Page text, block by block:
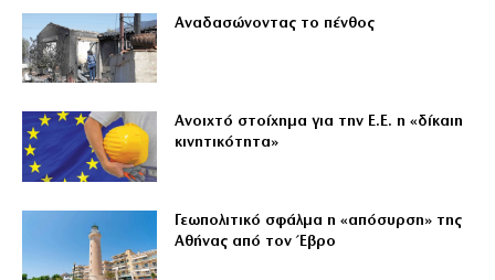
Αναδασώνοντας το πένθος
Ανοιχτό στοίχημα για την Ε.Ε. η «δίκαιη
κινητικότητα»
Γεωπολιτικό σφάλμα η «απόσυρση» της
Αθήνας από τον Έβρο